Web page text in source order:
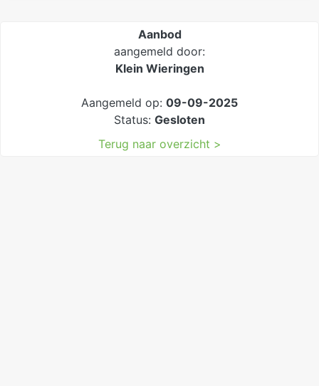
Aanbod
aangemeld door:
Klein Wieringen
Aangemeld op: 09-09-2025
Status: Gesloten
Terug naar overzicht >